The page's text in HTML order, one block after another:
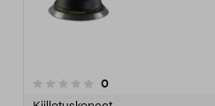
0arvostelut